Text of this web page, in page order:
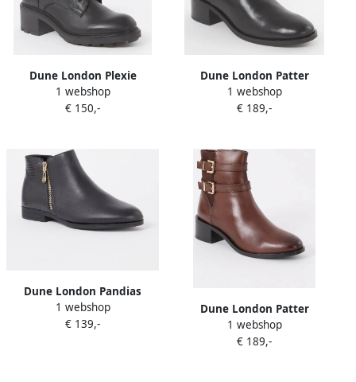
Dune London Plexie
veterboot van leer
1 webshop
€ 150,-
Dune London Patter
enkellaarsje van leer met
gespdetail
1 webshop
€ 189,-
Dune London Pandias
enkellaarsje van leer
1 webshop
€ 139,-
Dune London Patter
enkellaarsje van leer met
gespdetail
1 webshop
€ 189,-